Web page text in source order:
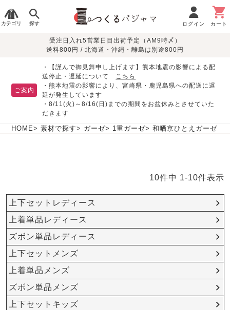
カテゴリ 探す ログイン カート
レディースパジャマ
春
メンズパジャマ
生地で
さがす
オーガニック素材
サッカー/ちぢみ 楊
柳
起毛/フランネル
目的別で
さがす
敏感肌用
パジャマ
入院・介護
胸が目立たない
パジャマ
そろえたい
体型別におすすめパジ
ャマ
デザインで
さがす
羽織・バスロ
上着単品
夏パジャマ特集 つくるパジャマとは
について
会社概要
受注日入れ5営業日目出荷予定（AM9時〆）
送料800円 / 北海道・沖縄・離島は別途800円
ご案内
・【謹んで御見舞申し上げます】熊本地震の影響による配
送停止・遅延について こちら
・熊本地震の影響により、宮崎県・鹿児島県への配送に遅
延が発生しています
・8/11(火)～8/16(日)までの期間をお盆休みとさせていた
だきます
HOME 素材で探す ガーゼ 1重ガーゼ 和晒京ひとえガーゼ
10件中 1-10件表示
上下セットレディース
上着単品レディース
ズボン単品レディース
上下セットメンズ
上着単品メンズ
ズボン単品メンズ
上下セットキッズ